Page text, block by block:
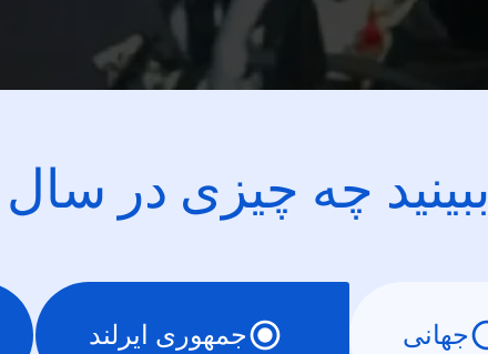
ببینید چه چیزی در سال
جهانی جمهوری ایرلند